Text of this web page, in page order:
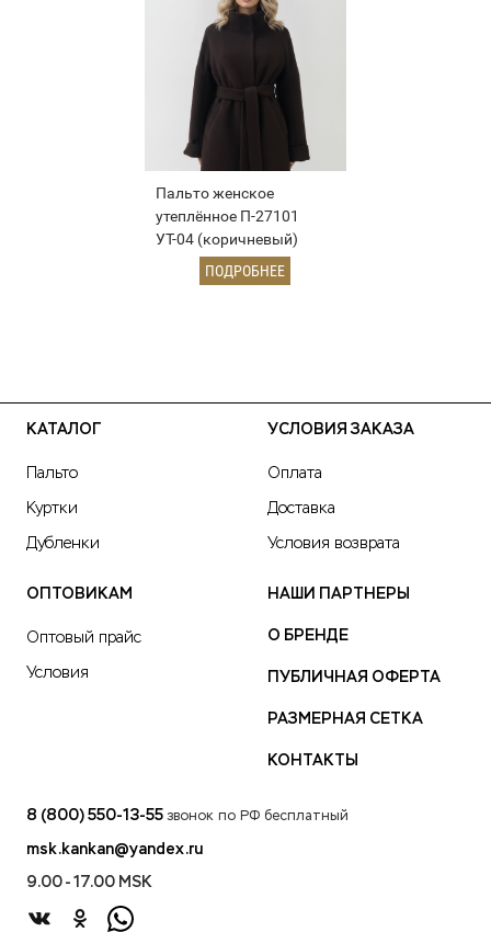
Пальто женское
утеплённое П-27101
УТ-04 (коричневый)
ПОДРОБНЕЕ
КАТАЛОГ
Пальто
Куртки
Дубленки
УСЛОВИЯ ЗАКАЗА
Оплата
Доставка
Условия возврата
ОПТОВИКАМ
Оптовый прайс
Условия
НАШИ ПАРТНЕРЫ
О БРЕНДЕ
ПУБЛИЧНАЯ ОФЕРТА
РАЗМЕРНАЯ СЕТКА
КОНТАКТЫ
8 (800) 550-13-55 звонок по РФ бесплатный
msk.kankan@yandex.ru
9.00 - 17.00 MSK